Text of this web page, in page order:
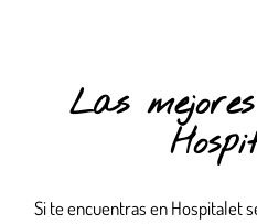
Las
Si te encuentras en Hospitalet